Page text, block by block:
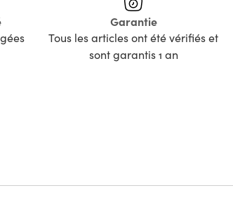
Garantie
Tous les articles ont été vérifiés et
sont garantis 1 an